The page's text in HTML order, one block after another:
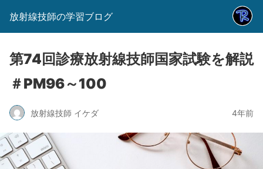
放射線技師の学習ブログ
第74回診療放射線技師国家試験を解説
＃PM96～100
放射線技師 イケダ 4年前